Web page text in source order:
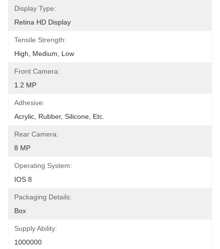
Display Type:
Retina HD Display
Tensile Strength:
High, Medium, Low
Front Camera:
1.2 MP
Adhesive:
Acrylic, Rubber, Silicone, Etc.
Rear Camera:
8 MP
Operating System:
IOS 8
Packaging Details:
Box
Supply Ability:
1000000